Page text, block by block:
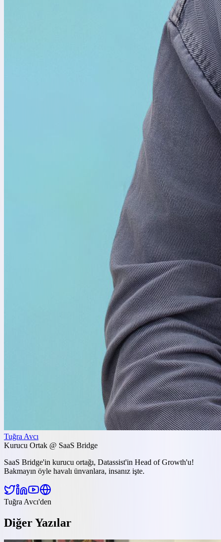
Tuğra Avcı
Kurucu Ortak @ SaaS Bridge
SaaS Bridge'in kurucu ortağı, Datassist'in Head of Growth'u!
Bakmayın öyle havalı ünvanlara, insanız işte.
Tuğra Avcı'den
Diğer Yazılar